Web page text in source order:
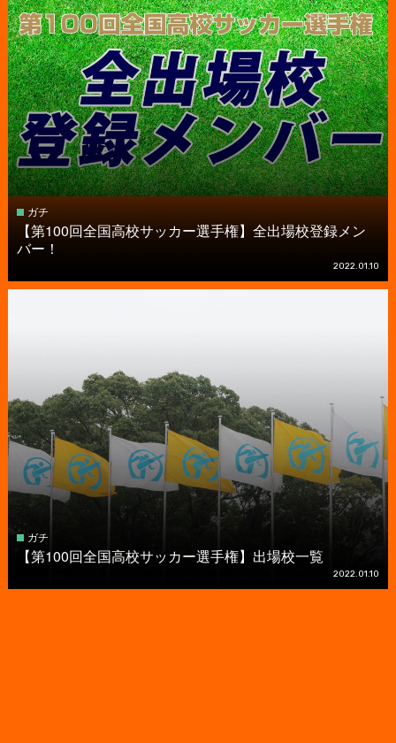
ガチ
【第100回全国高校サッカー選手権】全出場校登録メン
バー！
2022.01.10
ガチ
【第100回全国高校サッカー選手権】出場校一覧
2022.01.10